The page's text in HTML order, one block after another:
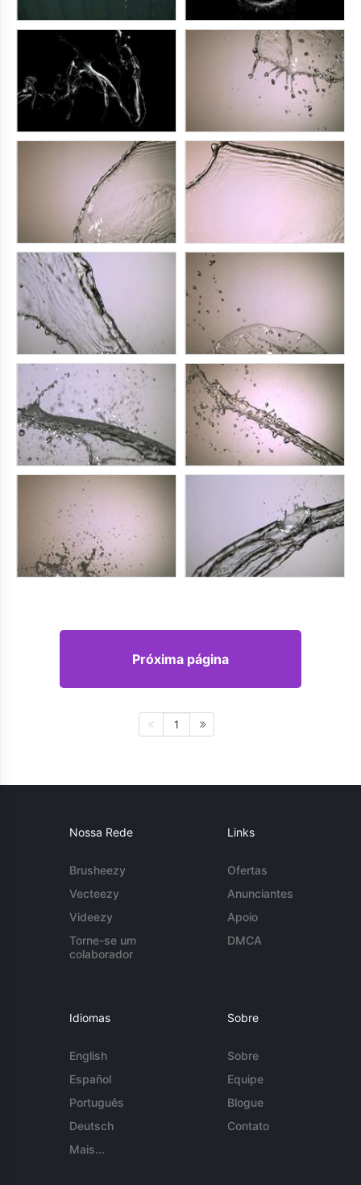
Próxima página
1
Nossa Rede
Brusheezy
Vecteezy
Videezy
Torne-se um
colaborador
Links
Ofertas
Anunciantes
Apoio
DMCA
Idiomas
English
Español
Português
Deutsch
Mais...
Sobre
Sobre
Equipe
Blogue
Contato